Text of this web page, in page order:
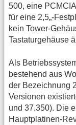
500, eine
für eine 2,5„-
kein Tower-
Tastaturgehäuse
Als
bestehend aus
der Bezeichnung
Versionen
und 37.350). Die
Hauptplatinen-